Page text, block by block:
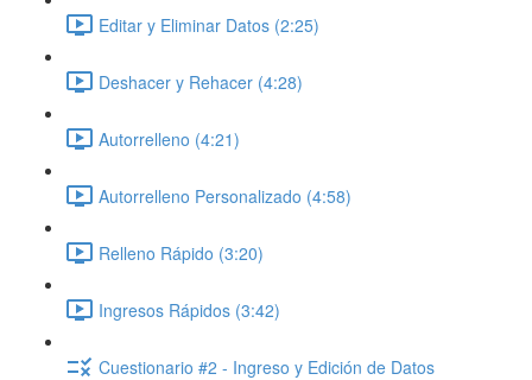
Editar y Eliminar Datos (2:25)
Deshacer y Rehacer (4:28)
Autorrelleno (4:21)
Autorrelleno Personalizado (4:58)
Relleno Rápido (3:20)
Ingresos Rápidos (3:42)
Cuestionario #2 - Ingreso y Edición de Datos